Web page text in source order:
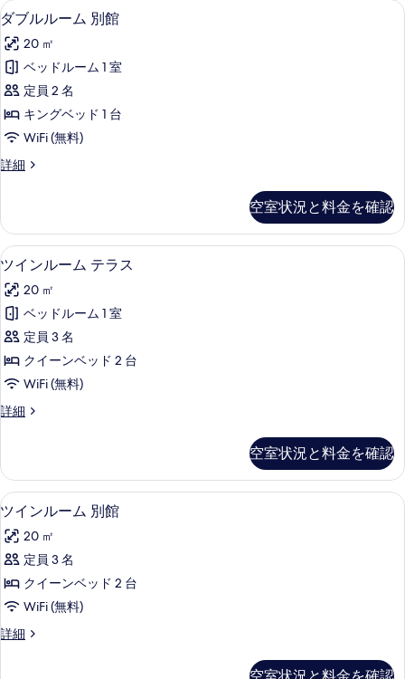
な
客
室
の
り
込
み
ダ
ブ
ル
ル
ー
ム
別
館
す
べ
て
の
写
真
を
表
示
ダブルルーム 別館 | 高級寝具、ミニ
4
ダブルルーム 別館
20 ㎡
ベッドルーム 1 室
定員 2 名
キングベッド 1 台
WiFi (無料)
詳細
ダ
ー
ム
別
の
詳
空室状況と料金を確認
ツ
イ
ン
ル
ー
ム
テ
ラ
の
す
べ
て
の
写
真
を
ツインルーム テラス | 高級寝具、ミ
4
ツインルーム テラス
20 ㎡
ベッドルーム 1 室
定員 3 名
クイーンベッド 2 台
WiFi (無料)
詳細
ツ
ー
ム
テ
ス
の
細
空室状況と料金を確認
ツ
イ
ン
ル
ー
ム
別
ツインルーム 別館 | 高級寝具、ミニ
4
ツインルーム 別館
20 ㎡
定員 3 名
クイーンベッド 2 台
WiFi (無料)
詳細
ツ
空室状況と料金を確認